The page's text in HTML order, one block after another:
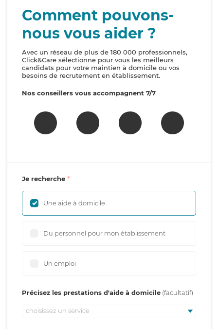
Comment pouvons-
nous vous aider ?
Avec un réseau de plus de 180 000 professionnels,
Click&Care sélectionne pour vous les meilleurs
candidats pour votre maintien à domicile ou vos
besoins de recrutement en établissement.
Nos conseillers vous accompagnent 7/7
Je recherche
Une aide à domicile
Du personnel pour mon établissement
Un emploi
Précisez les prestations d'aide à domicile
choisissez un service